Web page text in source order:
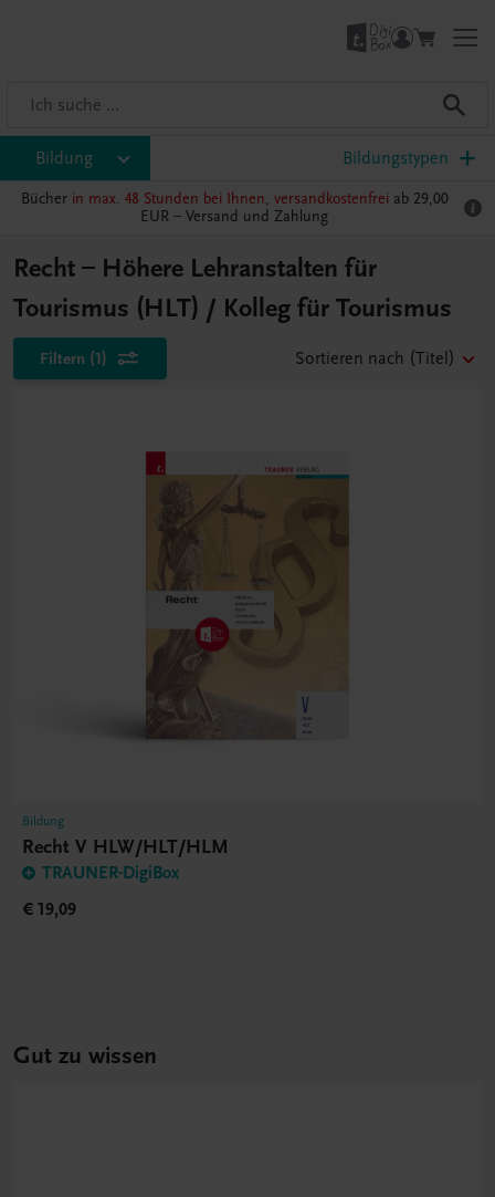
Bildung Bildungstypen
Bücher in max. 48 Stunden bei Ihnen, versandkostenfrei ab 29,00
EUR – Versand und Zahlung
Recht – Höhere Lehranstalten für
Tourismus (HLT) / Kolleg für Tourismus
Filtern (1) Sortieren nach (Titel)
Bildung
Recht V HLW/HLT/HLM
TRAUNER-DigiBox
€ 19,09
Gut zu wissen